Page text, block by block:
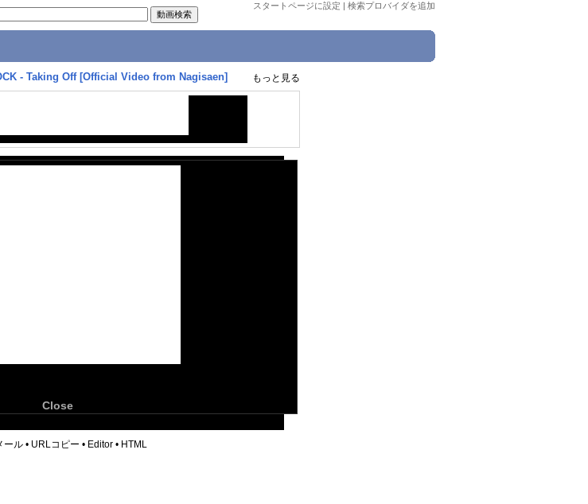
スタートページに設定 | 検索プロバイダを追加
- Taking Off [Official Video from Nagisaen] もっと見る
Close
ール • URLコピー • Editor • HTML